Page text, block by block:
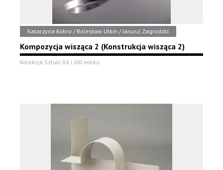
Katarzyna Kobro / Bolesław Utkin / Janusz Zagrodzki
Kompozycja wisząca 2 (Konstrukcja wisząca 2)
Kolekcja Sztuki XX i XXI wieku